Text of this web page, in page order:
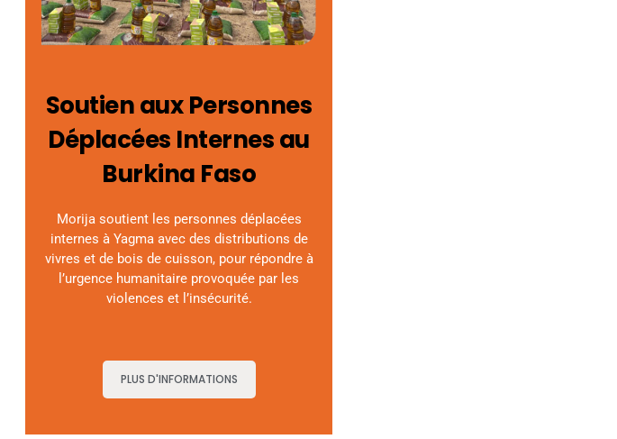
Soutien aux Personnes
Déplacées Internes au
Burkina Faso
Morija soutient les personnes déplacées
internes à Yagma avec des distributions de
vivres et de bois de cuisson, pour répondre à
l’urgence humanitaire provoquée par les
violences et l’insécurité.
PLUS D'INFORMATIONS